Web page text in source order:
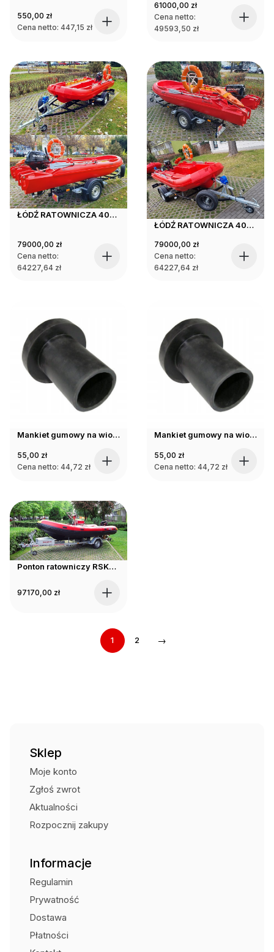
550,00 zł
Cena netto: 447,15 zł
61000,00 zł
Cena netto:
49593,50 zł
ŁÓDŹ RATOWNICZA 400R KSP z silnikiem czterosuwowym SUZUKI 20KM i wyposażeniem na przyczepie
79000,00 zł
Cena netto:
64227,64 zł
ŁÓDŹ RATOWNICZA 400R KSP z silnikiem dwusuwowym MERCURY 30KM i wyposażeniem na przyczepie
79000,00 zł
Cena netto:
64227,64 zł
Mankiet gumowy na wiosło duży
55,00 zł
Cena netto: 44,72 zł
Mankiet gumowy na wiosło mały
55,00 zł
Cena netto: 44,72 zł
Ponton ratowniczy RSKTM 480 Full z silnikiem 30KM (RIB-RSKTM)
97170,00 zł
1 2 →
Sklep
Moje konto
Zgłoś zwrot
Aktualności
Rozpocznij zakupy
Informacje
Regulamin
Prywatność
Dostawa
Płatności